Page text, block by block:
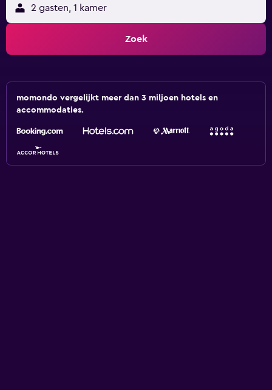
2 gasten, 1 kamer
Zoek
momondo vergelijkt meer dan 3 miljoen hotels en
accommodaties.